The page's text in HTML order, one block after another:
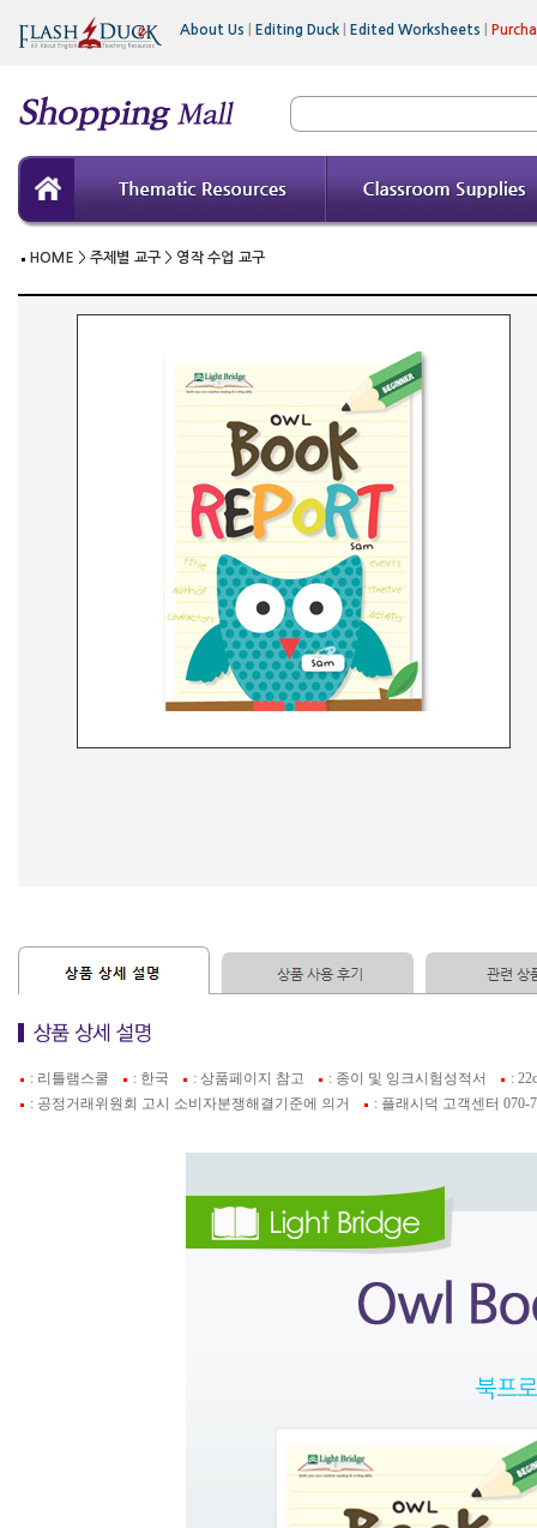
About Us Editing Duck Edited Worksheets
HOME > 주제별 교구 > 영작 수업 교구
: 리틀램스쿨 : 한국 : 상품페이지 참고 : 종이 및 잉크시험성적서
:
: 공정거래위원회 고시 소비자분쟁해결기준에 의거
: 플래시덕 고객센터 070-